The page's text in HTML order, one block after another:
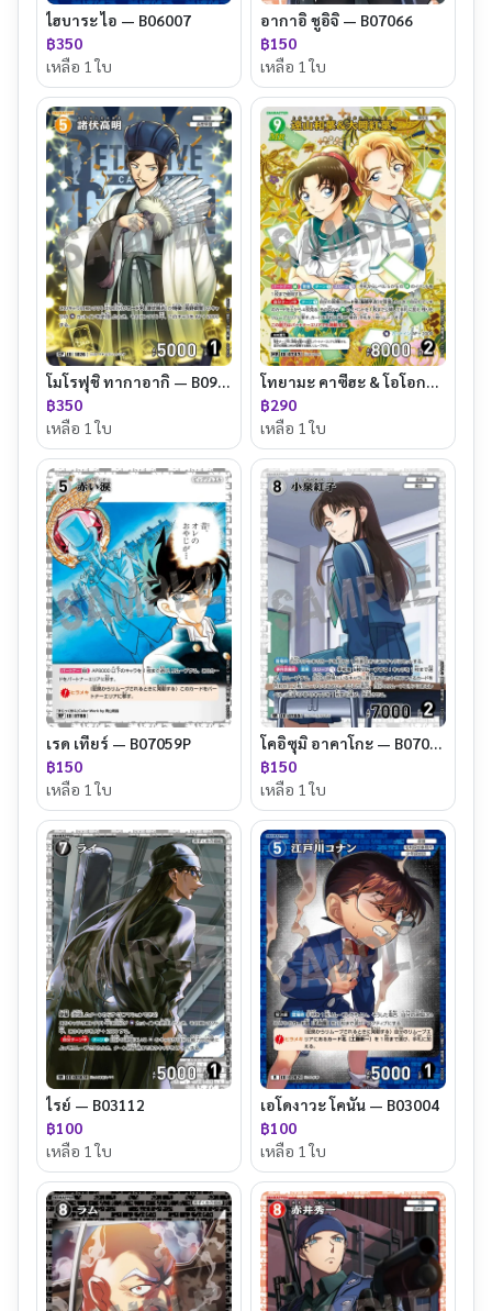
ไฮบาระ ไอ — B06007
฿350
เหลือ 1 ใบ
อากาอิ ชูอิจิ — B07066
฿150
เหลือ 1 ใบ
฿350
เหลือ 1 ใบ
฿290
เหลือ 1 ใบ
เรด เทียร์ — B07059P
฿150
เหลือ 1 ใบ
โคอิซุมิ อาคาโกะ — B07031
฿150
เหลือ 1 ใบ
ไรย์ — B03112
฿100
เหลือ 1 ใบ
เอโดงาวะ โคนัน — B03004
฿100
เหลือ 1 ใบ